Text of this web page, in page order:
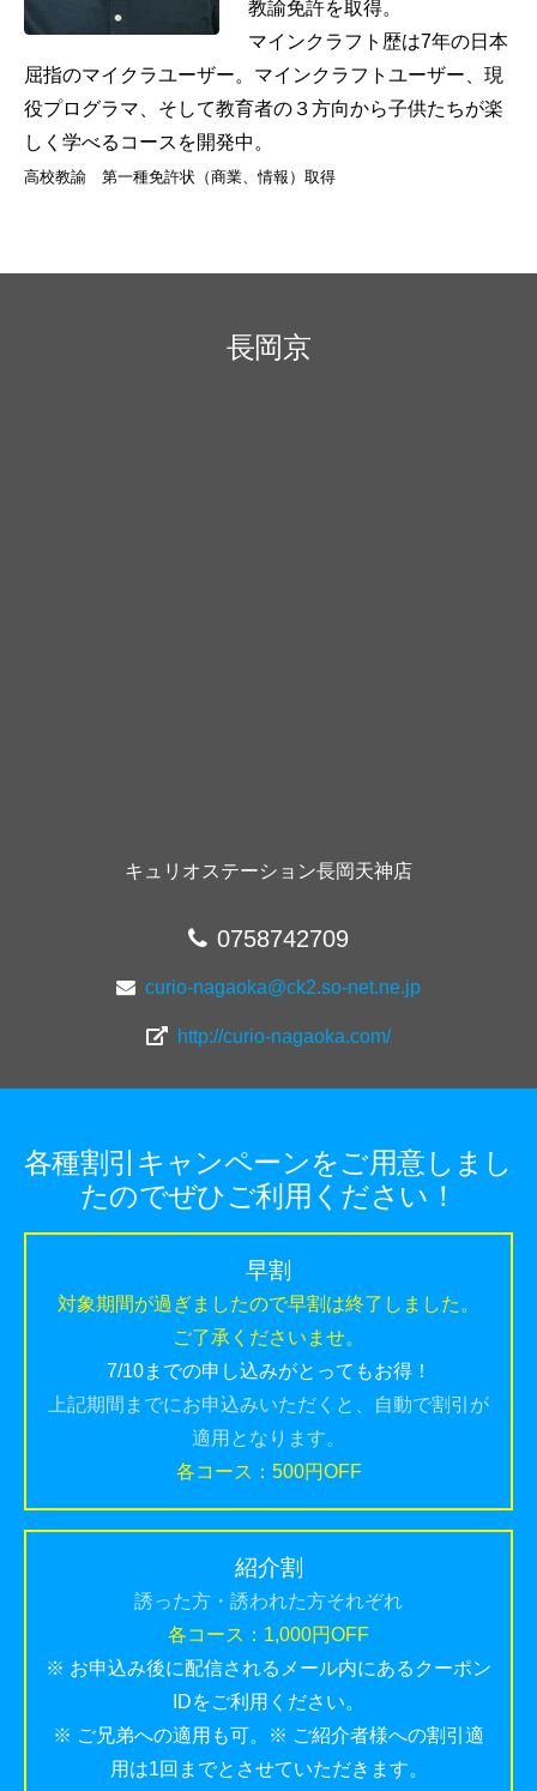
教諭免許を取得。
マインクラフト歴は7年の日本
屈指のマイクラユーザー。マインクラフトユーザー、現
役プログラマ、そして教育者の３方向から子供たちが楽
しく学べるコースを開発中。
高校教諭 第一種免許状（商業、情報）取得
長岡京
キュリオステーション長岡天神店
0758742709
curio-nagaoka@ck2.so-net.ne.jp
http://curio-nagaoka.com/
各種割引キャンペーンをご用意しまし
たのでぜひご利用ください！
早割
対象期間が過ぎましたので早割は終了しました。
ご了承くださいませ。
7/10までの申し込みがとってもお得！
上記期間までにお申込みいただくと、自動で割引が
適用となります。
各コース：500円OFF
紹介割
誘った方・誘われた方それぞれ
各コース：1,000円OFF
※ お申込み後に配信されるメール内にあるクーポン
IDをご利用ください。
※ ご兄弟への適用も可。※ ご紹介者様への割引適
用は1回までとさせていただきます。